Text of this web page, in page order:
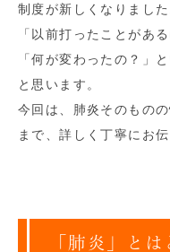
制度が新しくなりました
「以前打ったことがあ
「何が変わったの？」
と思います。
今回は、肺炎そのもの
まで、詳しく丁寧にお
「肺炎」とは